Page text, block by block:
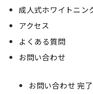
成人式ホワイトニン
アクセス
よくある質問
お問い合わせ
お問い合わせ 完了